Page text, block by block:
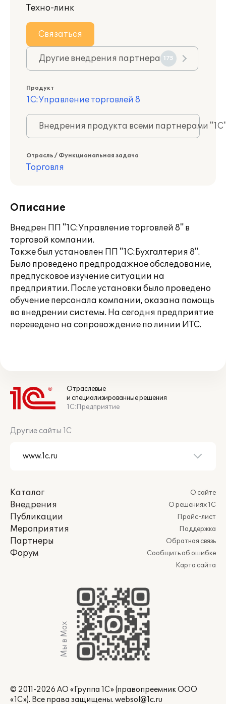
Техно-линк
Связаться
Другие внедрения партнера 175
Продукт
1С:Управление торговлей 8
Внедрения продукта всеми партнерами
Отрасль / Функциональная задача
Торговля
Описание
Внедрен ПП "1С:Управление торговлей 8" в
торговой компании.
Также был установлен ПП "1С:Бухгалтерия 8".
Было проведено предпродажное обследование,
предпусковое изучение ситуации на
предприятии. После установки было проведено
обучение персонала компании, оказана помощь
во внедрении системы. На сегодня предприятие
переведено на сопровождение по линии ИТС.
Отраслевые
и специализированные решения
1С:Предприятие
Другие сайты 1С
Каталог
Внедрения
Публикации
Мероприятия
Партнеры
Форум
О сайте
О решениях 1С
Прайс-лист
Поддержка
Обратная связь
Сообщить об ошибке
Карта сайта
Мы в Max
© 2011-2026 АО «Группа 1С» (правопреемник ООО
«1С»). Все права защищены. websol@1c.ru